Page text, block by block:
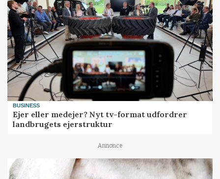
BUSINESS
Ejer eller medejer? Nyt tv-format udfordrer
landbrugets ejerstruktur
Annonce